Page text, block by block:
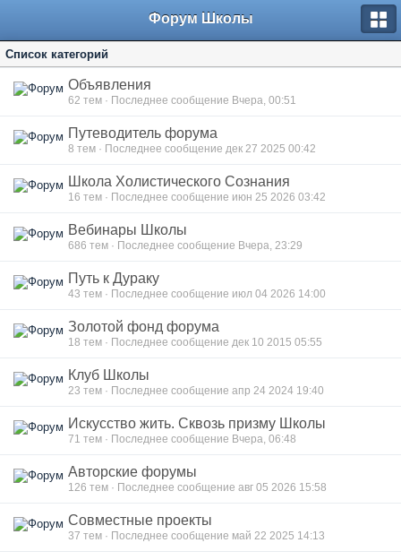
Форум Школы
Список категорий
Объявления
62 тем · Последнее сообщение Вчера, 00:51
Путеводитель форума
8 тем · Последнее сообщение дек 27 2025 00:42
Школа Холистического Сознания
16 тем · Последнее сообщение июн 25 2026 03:42
Вебинары Школы
686 тем · Последнее сообщение Вчера, 23:29
Путь к Дураку
43 тем · Последнее сообщение июл 04 2026 14:00
Золотой фонд форума
18 тем · Последнее сообщение дек 10 2015 05:55
Клуб Школы
23 тем · Последнее сообщение апр 24 2024 19:40
Искусство жить. Сквозь призму Школы
71 тем · Последнее сообщение Вчера, 06:48
Авторские форумы
126 тем · Последнее сообщение авг 05 2026 15:58
Совместные проекты
37 тем · Последнее сообщение май 22 2025 14:13